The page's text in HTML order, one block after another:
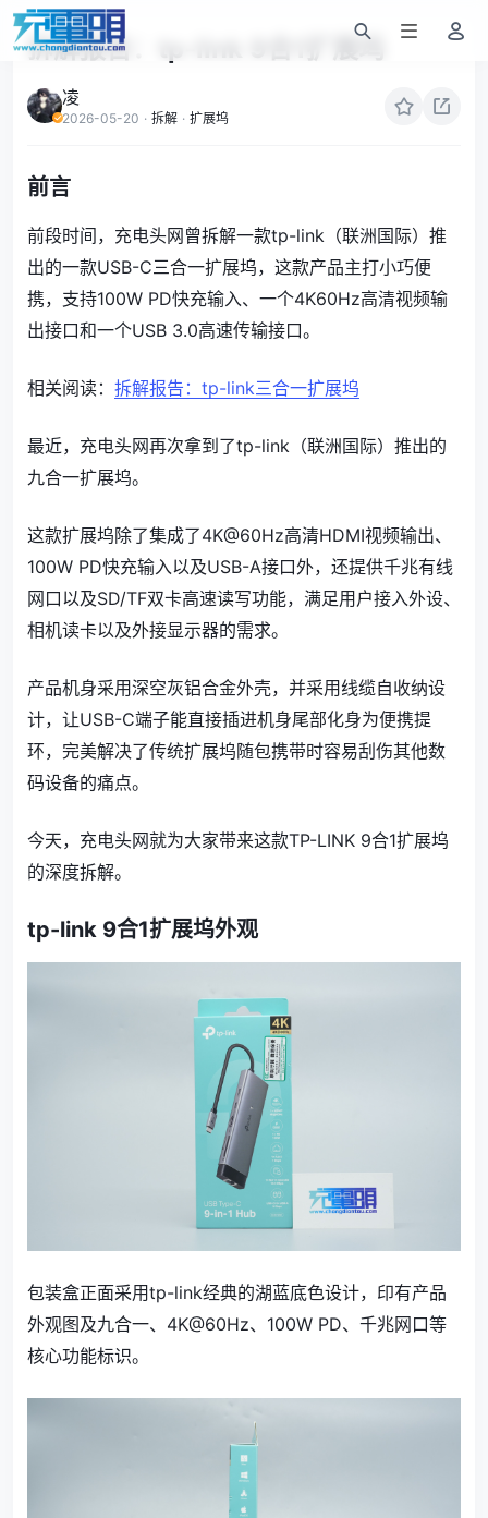
拆解报告：tp-link 9合1扩展坞
凌
2026-05-20 · 拆解 · 扩展坞
前言
前段时间，充电头网曾拆解一款tp-link（联洲国际）推
出的一款USB-C三合一扩展坞，这款产品主打小巧便
携，支持100W PD快充输入、一个4K60Hz高清视频输
出接口和一个USB 3.0高速传输接口。
相关阅读： 拆解报告：tp-link三合一扩展坞
最近，充电头网再次拿到了tp-link（联洲国际）推出的
九合一扩展坞。
这款扩展坞除了集成了4K@60Hz高清HDMI视频输出、
100W PD快充输入以及USB-A接口外，还提供千兆有线
网口以及SD/TF双卡高速读写功能，满足用户接入外设、
相机读卡以及外接显示器的需求。
产品机身采用深空灰铝合金外壳，并采用线缆自收纳设
计，让USB-C端子能直接插进机身尾部化身为便携提
环，完美解决了传统扩展坞随包携带时容易刮伤其他数
码设备的痛点。
今天，充电头网就为大家带来这款TP-LINK 9合1扩展坞
的深度拆解。
tp-link 9合1扩展坞外观
包装盒正面采用tp-link经典的湖蓝底色设计，印有产品
外观图及九合一、4K@60Hz、100W PD、千兆网口等
核心功能标识。